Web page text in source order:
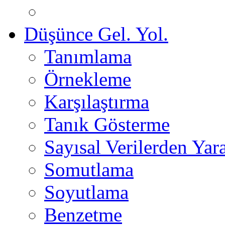
Düşünce Gel. Yol.
Tanımlama
Örnekleme
Karşılaştırma
Tanık Gösterme
Sayısal Verilerden
Somutlama
Soyutlama
Benzetme